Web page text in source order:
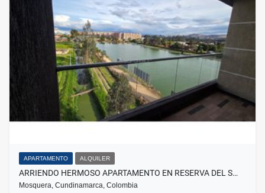
APARTAMENTO ALQUILER
ARRIENDO HERMOSO APARTAMENTO EN RESERVA DEL S…
Mosquera, Cundinamarca, Colombia